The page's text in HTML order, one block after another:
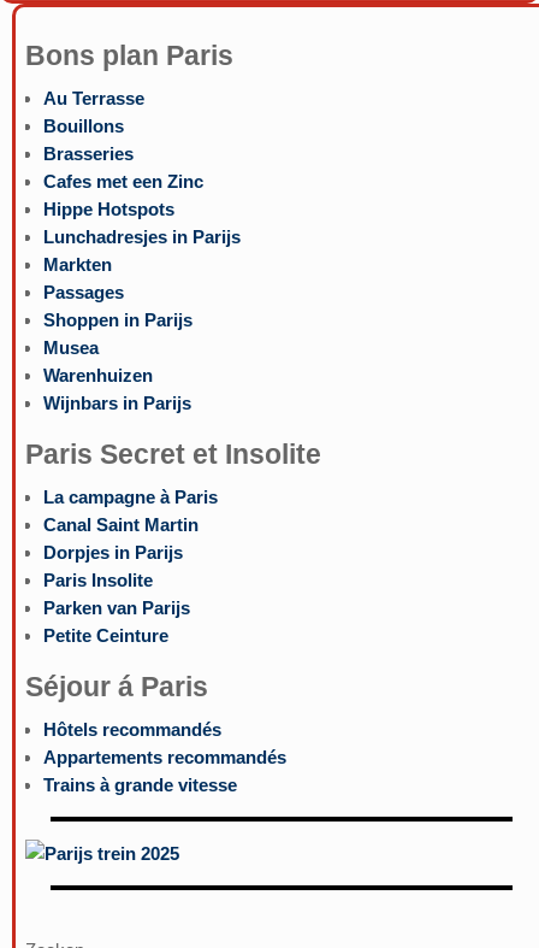
Bons plan Paris
Au Terrasse
Bouillons
Brasseries
Cafes met een Zinc
Hippe Hotspots
Lunchadresjes in Parijs
Markten
Passages
Shoppen in Parijs
Musea
Warenhuizen
Wijnbars in Parijs
Paris Secret et Insolite
La campagne à Paris
Canal Saint Martin
Dorpjes in Parijs
Paris Insolite
Parken van Parijs
Petite Ceinture
Séjour á Paris
Hôtels recommandés
Appartements recommandés
Trains à grande vitesse